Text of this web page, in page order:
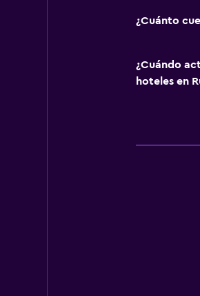
¿Cuánto
¿Cuándo
hoteles en